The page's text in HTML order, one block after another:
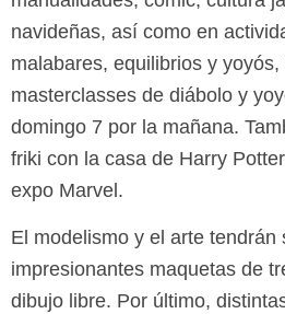
navideñas, así como en
malabares, equilibrios y
masterclasses de diábolo y
domingo 7 por la mañana.
friki con la casa de Harry
expo Marvel.
El modelismo y el arte tendrán
impresionantes maquetas de
dibujo libre. Por último,